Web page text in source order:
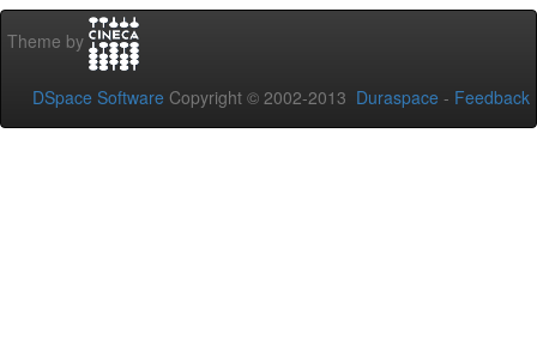
Theme by
DSpace Software Copyright © 2002-2013 Duraspace - Feedback